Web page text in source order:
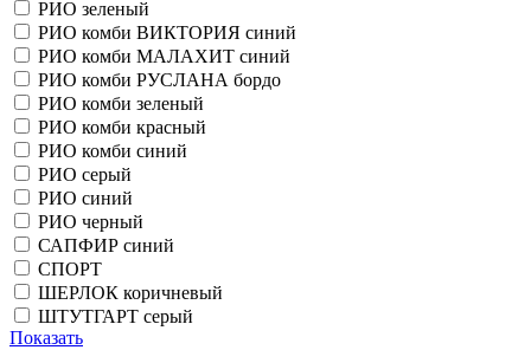
РИО зеленый
РИО комби ВИКТОРИЯ синий
РИО комби МАЛАХИТ синий
РИО комби РУСЛАНА бордо
РИО комби зеленый
РИО комби красный
РИО комби синий
РИО серый
РИО синий
РИО черный
САПФИР синий
СПОРТ
ШЕРЛОК коричневый
ШТУТГАРТ серый
Показать